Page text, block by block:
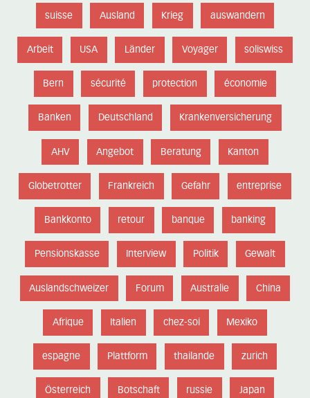
suisse Ausland Krieg auswandern
Arbeit USA Länder Voyager soliswiss
Bern sécurité protection économie
Banken Deutschland Krankenversicherung
AHV Angebot Beratung Kanton
Globetrotter Frankreich Gefahr entreprise
Bankkonto retour banque banking
Pensionskasse Interview Politik Gewalt
Auslandschweizer Forum Australie China
Afrique Italien chez-soi Mexiko
espagne Plattform thailande zurich
Österreich Botschaft russie Japan